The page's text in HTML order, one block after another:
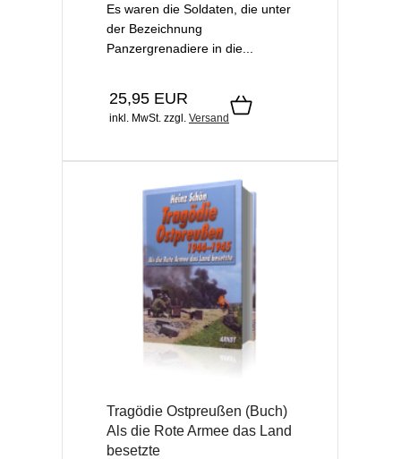
Es waren die Soldaten, die unter
der Bezeichnung
Panzergrenadiere in die...
25,95 EUR
inkl. MwSt. zzgl. Versand
Tragödie Ostpreußen (Buch)
Als die Rote Armee das Land
besetzte